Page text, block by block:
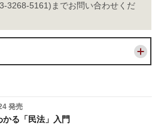
3268-5161)までお問い合わせくだ
発売
かる「民法」入門